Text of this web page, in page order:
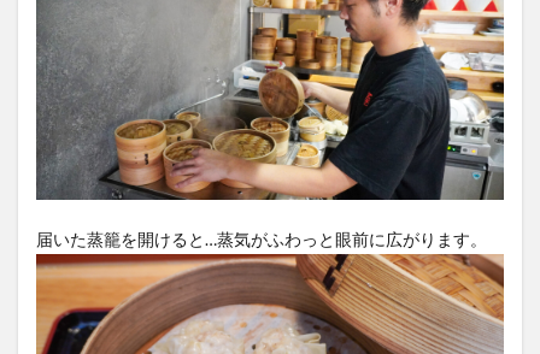
届いた蒸籠を開けると…蒸気がふわっと眼前に広がります。